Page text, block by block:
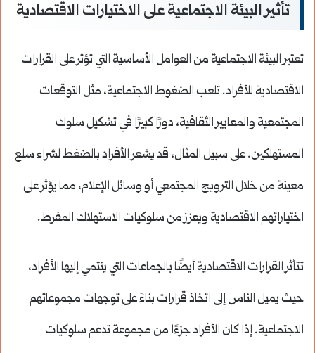
تأثير البيئة الاجتماعية على الاختيارات الاقتصادية
تعتبر البيئة الاجتماعية من العوامل الأساسية التي تؤثر على القرارات
الاقتصادية للأفراد. تلعب الضغوط الاجتماعية، مثل التوقعات
المجتمعية والمعايير الثقافية، دورًا كبيرًا في تشكيل سلوك
المستهلكين. على سبيل المثال، قد يشعر الأفراد بالضغط لشراء سلع
معينة من خلال الترويج المجتمعي أو وسائل الإعلام، مما يؤثر على
اختياراتهم الاقتصادية ويعزز من سلوكيات الاستهلاك المفرط.
تتأثر القرارات الاقتصادية أيضًا بالجماعات التي ينتمي إليها الأفراد،
حيث يميل الناس إلى اتخاذ قرارات بناءً على توجهات مجموعاتهم
الاجتماعية. إذا كان الأفراد جزءًا من مجموعة تدعم سلوكيات